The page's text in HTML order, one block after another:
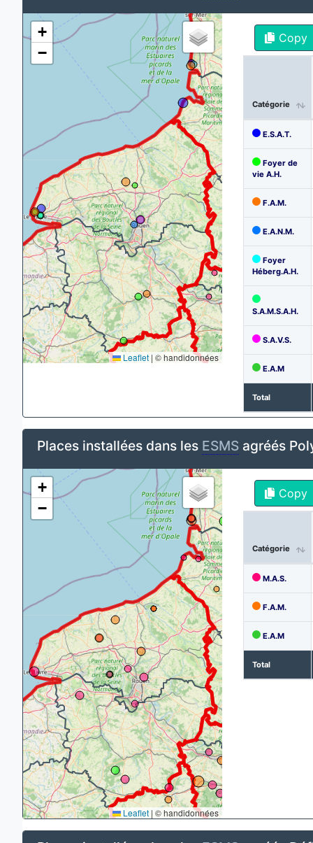
+
−
Leaflet | © handidonnées
Copy
Catégorie
E.S.A.T.
Foyer de
vie A.H.
F.A.M.
E.A.N.M.
Foyer
Héberg.A.H.
S.A.M.S.A.H.
S.A.V.S.
E.A.M
Total
Places installées dans les ESMS agréés
+
−
Leaflet | © handidonnées
Copy
Catégorie
M.A.S.
F.A.M.
E.A.M
Total